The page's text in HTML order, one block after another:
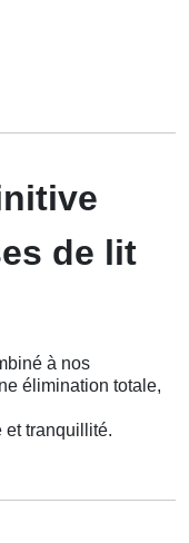
de lit
à nos
élimination totale,
et tranquillité.